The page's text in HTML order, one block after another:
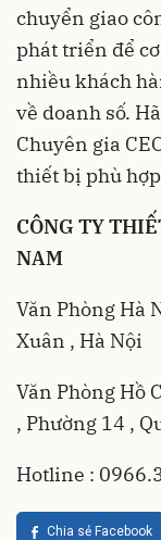
chuyển giao
phát triển để
nhiều khách
về doanh số.
Chuyên gia
thiết bị phù
CÔNG TY
NAM
Văn Phòng Hà
Xuân , Hà Nội
Văn Phòng Hồ
, Phường 14 ,
Hotline :
Chia sẻ Facebook